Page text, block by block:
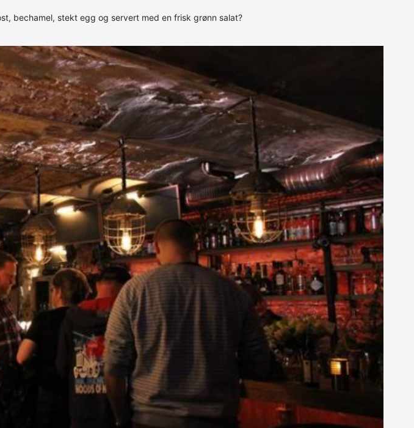
bechamel, stekt egg og servert med en frisk grønn salat?